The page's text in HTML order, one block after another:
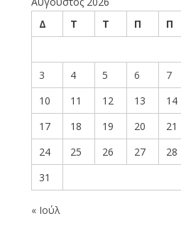
Δ
Τ Τ Π Π
3
4 5 6 7
10
11 12 13 14
17
18 19 20 21
24
25 26 27 28
31
« Ιούλ